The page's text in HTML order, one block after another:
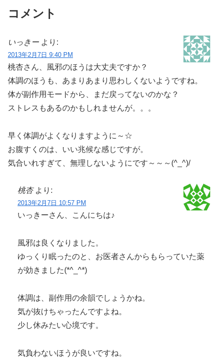
コメント
いっきー より:
2013年2月7日 9:40 PM
桃杏さん、風邪のほうは大丈夫ですか？
体調のほうも、あまりあまり思わしくないようですね。
体が副作用モードから、まだ戻ってないのかな？
ストレスもあるのかもしれませんが。。。
早く体調がよくなりますように～☆
お腹すくのは、いい兆候な感じですが。
気合いれすぎて、無理しないようにです～～～(^_^)/
桃杏 より:
2013年2月7日 10:57 PM
いっきーさん、こんにちは♪
風邪は良くなりました。
ゆっくり眠ったのと、お医者さんからもらっていた薬
が効きました(*^_^*)
体調は、副作用の余韻でしょうかね。
気が抜けちゃったんですよね。
少し休みたい心境です。
気負わないほうが良いですね。